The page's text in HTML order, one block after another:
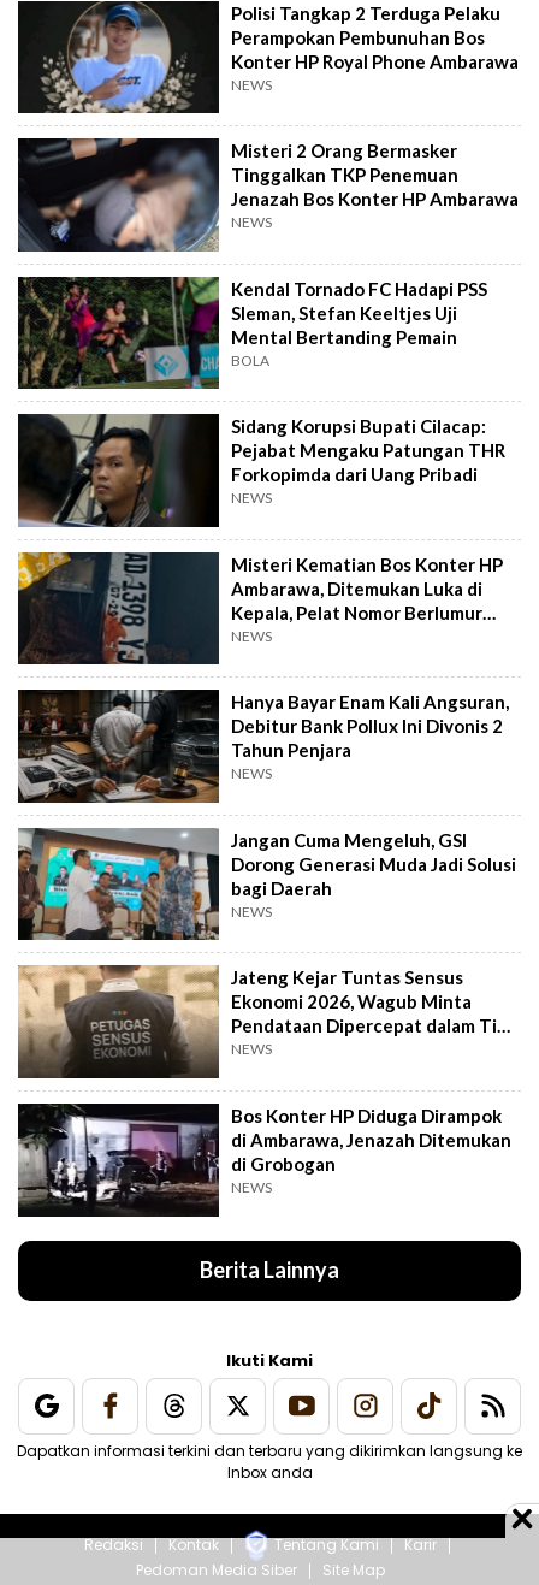
Polisi Tangkap 2 Terduga Pelaku
Perampokan Pembunuhan Bos
Konter HP Royal Phone Ambarawa
NEWS
Misteri 2 Orang Bermasker
Tinggalkan TKP Penemuan
Jenazah Bos Konter HP Ambarawa
NEWS
Kendal Tornado FC Hadapi PSS
Sleman, Stefan Keeltjes Uji
Mental Bertanding Pemain
BOLA
Sidang Korupsi Bupati Cilacap:
Pejabat Mengaku Patungan THR
Forkopimda dari Uang Pribadi
NEWS
Misteri Kematian Bos Konter HP
Ambarawa, Ditemukan Luka di
Kepala, Pelat Nomor Berlumur
Darah
NEWS
Hanya Bayar Enam Kali Angsuran,
Debitur Bank Pollux Ini Divonis 2
Tahun Penjara
NEWS
Jangan Cuma Mengeluh, GSI
Dorong Generasi Muda Jadi Solusi
bagi Daerah
NEWS
Jateng Kejar Tuntas Sensus
Ekonomi 2026, Wagub Minta
Pendataan Dipercepat dalam Tiga
Pekan
NEWS
Bos Konter HP Diduga Dirampok
di Ambarawa, Jenazah Ditemukan
di Grobogan
NEWS
Berita Lainnya
Ikuti Kami
Dapatkan informasi terkini dan terbaru yang dikirimkan langsung ke
Inbox anda
Redaksi Kontak Tentang Kami
Karir
Pedoman Media Siber
Site Map